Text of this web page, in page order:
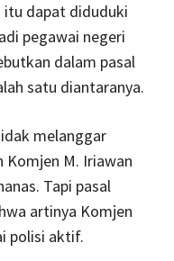
itu dapat diduduki
pegawai negeri
dalam pasal
satu diantaranya.
melanggar
Komjen M. Iriawan
Tapi pasal
artinya Komjen
polisi aktif.